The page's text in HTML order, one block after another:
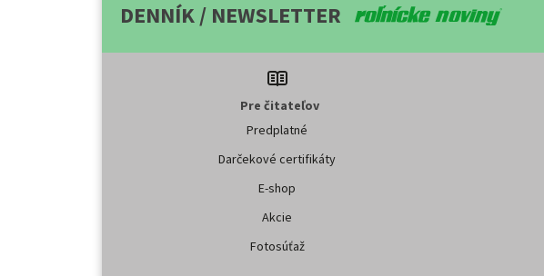
DENNÍK / NEWSLETTER
Pre čitateľov
Predplatné
Darčekové certifikáty
E-shop
Akcie
Fotosúťaž